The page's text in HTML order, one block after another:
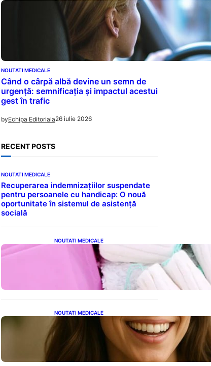
NOUTATI MEDICALE
Când o cârpă albă devine un semn de
urgență: semnificația și impactul acestui
gest în trafic
byEchipa Editoriala26 iulie 2026
RECENT POSTS
NOUTATI MEDICALE
Recuperarea indemnizațiilor suspendate
pentru persoanele cu handicap: O nouă
oportunitate în sistemul de asistență
socială
NOUTATI MEDICALE
Tampoanele menstruale: O
analiză profundă a riscurilor
legate de metale toxice
NOUTATI MEDICALE
Ceaiul – Băutura care
protejează inima:
Descoperiri recente despre
beneficiile consumului zilnic